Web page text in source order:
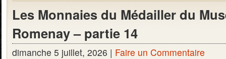
Les Monnaies du Médailler du
Romenay – partie 14
dimanche 5 juillet, 2026 | Faire un Commentaire